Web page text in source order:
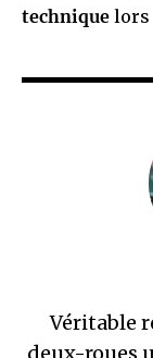
technique lors
Véritable
deux-roues